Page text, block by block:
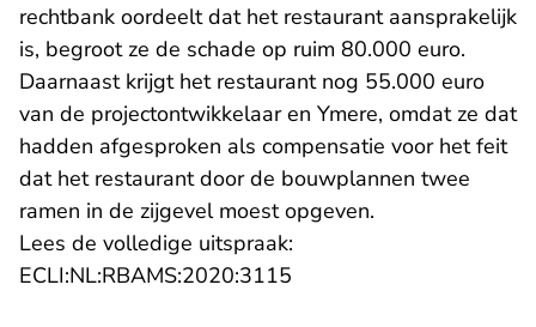
rechtbank oordeelt dat het restaurant aansprakelijk
is, begroot ze de schade op ruim 80.000 euro.
Daarnaast krijgt het restaurant nog 55.000 euro
van de projectontwikkelaar en Ymere, omdat ze dat
hadden afgesproken als compensatie voor het feit
dat het restaurant door de bouwplannen twee
ramen in de zijgevel moest opgeven.
Lees de volledige uitspraak:
ECLI:NL:RBAMS:2020:3115